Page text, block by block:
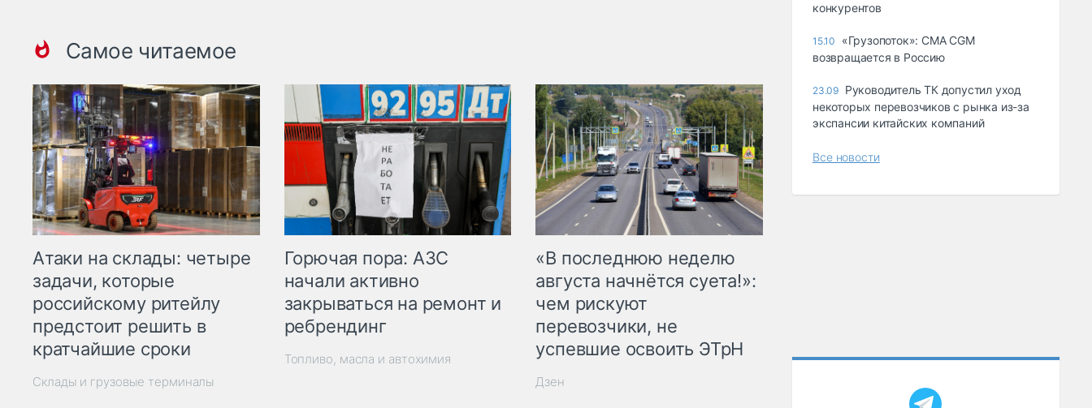
Самое читаемое
Атаки на склады: четыре
задачи, которые
российскому ритейлу
предстоит решить в
кратчайшие сроки
Склады и грузовые терминалы
Горючая пора: АЗС
начали активно
закрываться на ремонт и
ребрендинг
Топливо, масла и автохимия
«В последнюю неделю
августа начнётся суета!»:
чем рискуют
перевозчики, не
успевшие освоить ЭТрН
Дзен
конкурентов
15.10
«Грузопоток»: CMA CGM
возвращается в Россию
23.09 Руководитель ТК допустил уход
некоторых перевозчиков с рынка из-за
экспансии китайских компаний
Все новости